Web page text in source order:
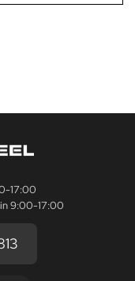
17:00
9:00-17:00